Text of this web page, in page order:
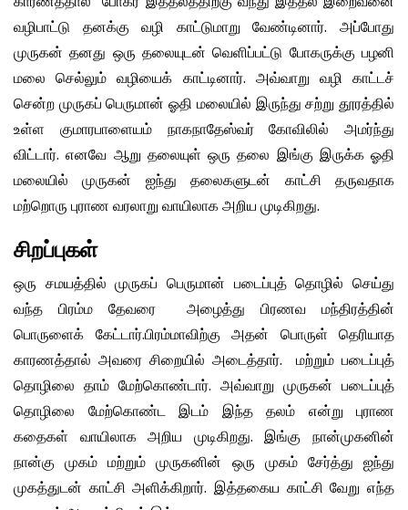
வழிபாட்டு தனக்கு வழி காட்டுமாறு வேண்டினார். அப்போது
முருகன் தனது ஒரு தலையுடன் வெளிப்பட்டு போகருக்கு பழனி
மலை செல்லும் வழியைக் காட்டினார். அவ்வாறு வழி காட்டச்
சென்ற முருகப் பெருமான் ஓதி மலையில் இருந்து சற்று தூரத்தில்
உள்ள குமாரபாளையம் நாகநாதேஸ்வர் கோவிலில் அமர்ந்து
விட்டார். எனவே ஆறு தலையுள் ஒரு தலை இங்கு இருக்க ஓதி
மலையில் முருகன் ஐந்து தலைகளுடன் காட்சி தருவதாக
மற்றொரு புராண வரலாறு வாயிலாக அறிய முடிகிறது.
சிறப்புகள்
ஒரு சமயத்தில் முருகப் பெருமான் படைப்புத் தொழில் செய்து
வந்த பிரம்ம தேவரை அழைத்து பிரணவ மந்திரத்தின்
பொருளைக் கேட்டார்.பிரம்மாவிற்கு அதன் பொருள் தெரியாத
காரணத்தால் அவரை சிறையில் அடைத்தார். மற்றும் படைப்புத்
தொழிலை தாம் மேற்கொண்டார். அவ்வாறு முருகன் படைப்புத்
தொழிலை மேற்கொண்ட இடம் இந்த தலம் என்று புராண
கதைகள் வாயிலாக அறிய முடிகிறது. இங்கு நான்முகனின்
நான்கு முகம் மற்றும் முருகனின் ஒரு முகம் சேர்த்து ஐந்து
முகத்துடன் காட்சி அளிக்கிறார். இத்தகைய காட்சி வேறு எந்த